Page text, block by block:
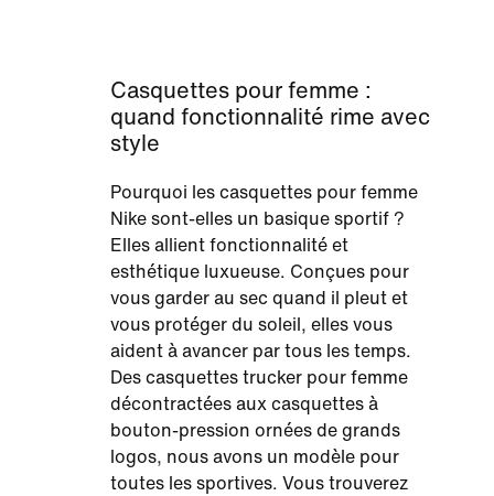
Casquettes pour femme :
quand fonctionnalité rime avec
style
Pourquoi les casquettes pour femme
Nike sont-elles un basique sportif ?
Elles allient fonctionnalité et
esthétique luxueuse. Conçues pour
vous garder au sec quand il pleut et
vous protéger du soleil, elles vous
aident à avancer par tous les temps.
Des casquettes trucker pour femme
décontractées aux casquettes à
bouton-pression ornées de grands
logos, nous avons un modèle pour
toutes les sportives. Vous trouverez